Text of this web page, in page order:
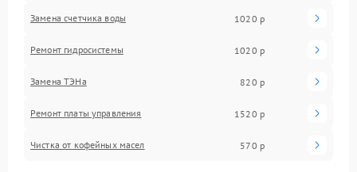
Замена счетчика воды 1020 р
Ремонт гидросистемы 1020 р
Замена ТЭНа 820 р
Ремонт платы управления 1520 р
Чистка от кофейных масел 570 р